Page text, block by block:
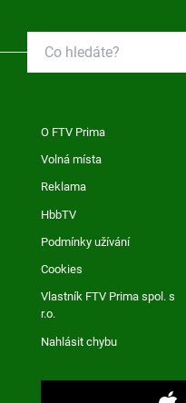
O FTV Prima
Volná místa
Reklama
HbbTV
Podmínky užívání
Cookies
Vlastník FTV Prima spol. s
r.o.
Nahlásit chybu